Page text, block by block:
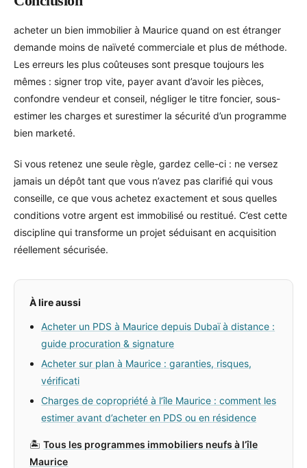
acheter un bien immobilier à Maurice quand on est étranger
demande moins de naïveté commerciale et plus de méthode.
Les erreurs les plus coûteuses sont presque toujours les
mêmes : signer trop vite, payer avant d’avoir les pièces,
confondre vendeur et conseil, négliger le titre foncier, sous-
estimer les charges et surestimer la sécurité d’un programme
bien marketé.
Si vous retenez une seule règle, gardez celle-ci : ne versez
jamais un dépôt tant que vous n’avez pas clarifié qui vous
conseille, ce que vous achetez exactement et sous quelles
conditions votre argent est immobilisé ou restitué. C’est cette
discipline qui transforme un projet séduisant en acquisition
réellement sécurisée.
À lire aussi
Acheter un PDS à Maurice depuis Dubaï à distance :
guide procuration & signature
Acheter sur plan à Maurice : garanties, risques,
vérificati
Charges de copropriété à l’île Maurice : comment les
estimer avant d’acheter en PDS ou en résidence
🏝️Tous les programmes immobiliers neufs à l’île
Maurice